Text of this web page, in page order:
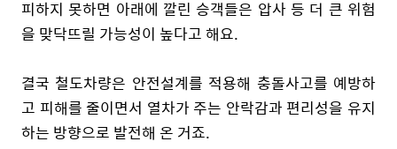
피하지 못하면 아래에 깔린 승객들은 압사 등 더 큰 위험
을 맞닥뜨릴 가능성이 높다고 해요.
결국 철도차량은 안전설계를 적용해 충돌사고를 예방하
고 피해를 줄이면서 열차가 주는 안락감과 편리성을 유지
하는 방향으로 발전해 온 거죠.